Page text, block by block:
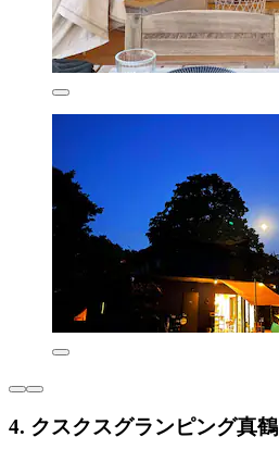
4. クスクスグランピング真鶴